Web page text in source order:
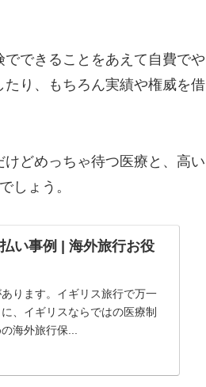
できることをあえて自費でや
り、もちろん実績や権威を借
どめっちゃ待つ医療と、高い
しょう。
い事例 | 海外旅行お役
ります。イギリス旅行で万一
、イギリスならではの医療制
海外旅行保...